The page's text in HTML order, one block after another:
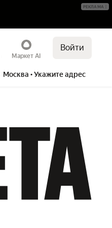
Маркет AI
Войти
Москва • Укажите адрес
РЕКЛАМА